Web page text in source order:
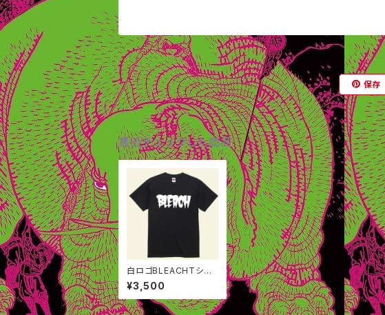
保存
最近チェックした商品
白ロゴBLEACHTシャ
ツ(ステッカー付き)
¥3,500